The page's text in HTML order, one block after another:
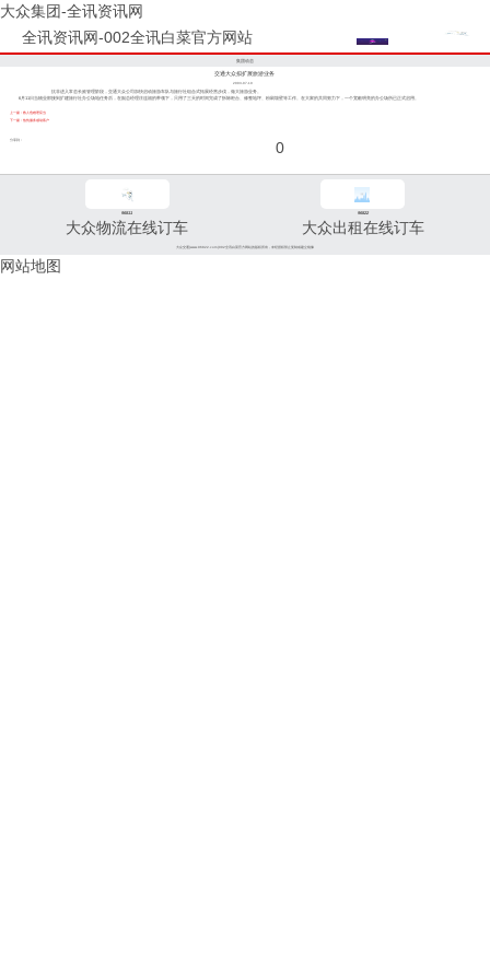
大众集团-全讯资讯网
全讯资讯网-002全讯白菜官方网站
集团动态
交通大众拟扩展旅游业务
2003-07-10
抗非进入常态长效管理阶段，交通大众公司加快启动旅游车队与旅行社组合式拓展经营步伐，做大旅游业务。
6月11日当物业部接到扩建旅行社办公场地任务后，在副总经理庄连福的带领下，只用了三天的时间完成了拆除柜台、修整地坪、粉刷墙壁等工作。在大家的共同努力下，一个宽敞明亮的办公场所已正式启用。
上一篇：救人危难理应当
下一篇：热忱服务感动客户
分享到： 0
96811
大众物流在线订车
96822
大众出租在线订车
大众交通(www.96822.com)002全讯白菜官方网站的版权所有，未经授权禁止复制或建立镜像
网站地图